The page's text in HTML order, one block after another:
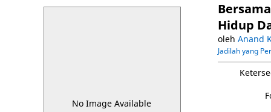
No Image Available
Hidup
oleh Anand
Jadilah yang